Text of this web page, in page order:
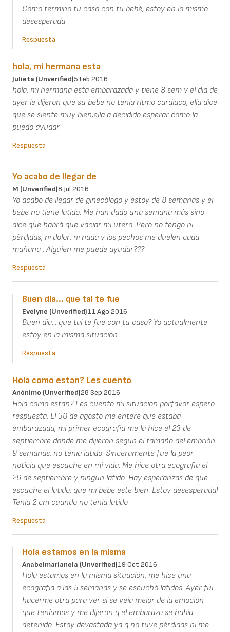
Como termino tu caso con tu bebé, estoy en lo mismo
desesperada
Respuesta
hola, mi hermana esta
Julieta (unverified)5 Feb 2016
hola, mi hermana esta embarazada y tiene 8 sem y el dia de
ayer le dijeron que su bebe no tenia ritmo cardiaco, ella dice
que se siente muy bien,ella a decidido esperar como la
puedo ayudar.
Respuesta
Yo acabo de llegar de
M (unverified)8 Jul 2016
Yo acabo de llegar de ginecólogo y estoy de 8 semanas y el
bebe no tiene latido. Me han dado una semana más sino
dice que habrá que vaciar mi utero. Pero no tengo ni
pérdidas, ni dolor, ni nada y los pechos me duelen cada
mañana . Alguien me puede ayudar???
Respuesta
Buen dia... que tal te fue
Evelyne (unverified)11 Ago 2016
Buen dia... que tal te fue con tu caso? Yo actualmente
estoy en la misma situacion...
Respuesta
Hola como estan? Les cuento
Anónimo (unverified)28 Sep 2016
Hola como estan? Les cuento mi situacion porfavor espero
respuesta. El 30 de agosto me entere que estaba
embarazada, mi primer ecografia me la hice el 23 de
septiembre donde me dijieron segun el tamaño del embrión
9 semanas, no tenia latido. Sinceramente fue la peor
noticia que escuche en mi vida. Me hice otra ecografia el
26 de septiembre y ningun latido. Hay esperanzas de que
escuche el latido, que mi bebe este bien. Estoy desesperada!
Tenia 2 cm cuando no tenia latido
Respuesta
Hola estamos en la misma
Anabelmarianela (unverified)19 Oct 2016
Hola estamos en la misma situación, me hice una
ecografía a las 5 semanas y se escuchó latidos. Ayer fui
hacerme otra para ver si se veía mejor de la emoción
que teníamos y me dijeron q el embarazo se había
detenido. Estoy devastada ya q no tuve pérdidas ni me